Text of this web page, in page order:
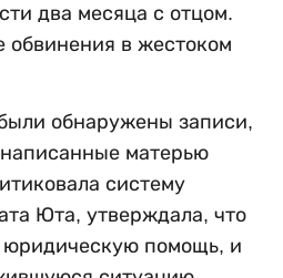
два месяца с отцом.
обвинения в жестоком
обнаружены записи,
матерью
систему
Юта, утверждала, что
юридическую помощь, и